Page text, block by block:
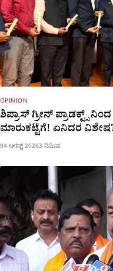
OPINION
ಶಿಪ್ರಾಸ್ ಗ್ರೀನ್ ಪ್ರಾಡಕ್ಟ್ಸ್
ಮಾರುಕಟ್ಟೆಗೆ! ಏನಿದರ
04 ಆಗಸ್ಟ್ 20263 ನಿಮಿಷ